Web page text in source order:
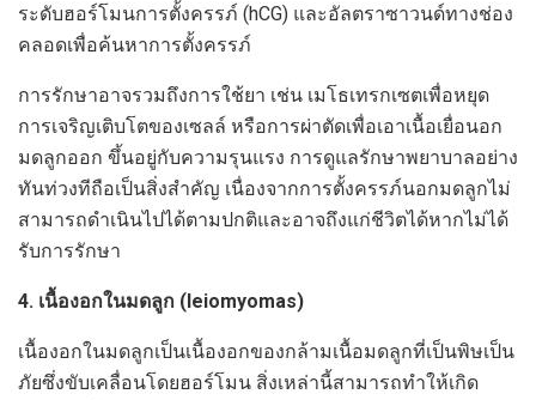
ระดับฮอร์โมนการตั้งครรภ์ (hCG) และอัลตราซาวนด์ทางช่อง
คลอดเพื่อค้นหาการตั้งครรภ์
การรักษาอาจรวมถึงการใช้ยา เช่น เมโธเทรกเซตเพื่อหยุด
การเจริญเติบโตของเซลล์ หรือการผ่าตัดเพื่อเอาเนื้อเยื่อนอก
มดลูกออก ขึ้นอยู่กับความรุนแรง การดูแลรักษาพยาบาลอย่าง
ทันท่วงทีถือเป็นสิ่งสำคัญ เนื่องจากการตั้งครรภ์นอกมดลูกไม่
สามารถดำเนินไปได้ตามปกติและอาจถึงแก่ชีวิตได้หากไม่ได้
รับการรักษา
4. เนื้องอกในมดลูก (leiomyomas)
เนื้องอกในมดลูกเป็นเนื้องอกของกล้ามเนื้อมดลูกที่เป็นพิษเป็น
ภัยซึ่งขับเคลื่อนโดยฮอร์โมน สิ่งเหล่านี้สามารถทำให้เกิด